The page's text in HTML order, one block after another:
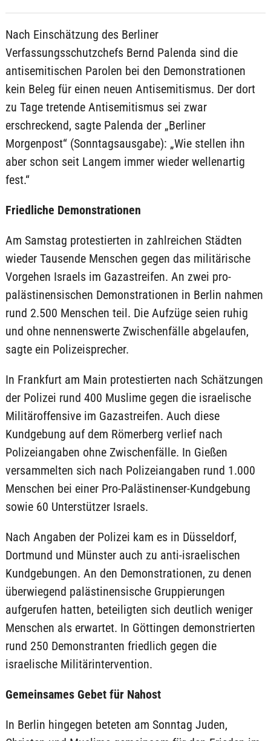
Nach Einschätzung des Berliner
Verfassungsschutzchefs Bernd Palenda sind die
antisemitischen Parolen bei den Demonstrationen
kein Beleg für einen neuen Antisemitismus. Der dort
zu Tage tretende Antisemitismus sei zwar
erschreckend, sagte Palenda der „Berliner
Morgenpost“ (Sonntagsausgabe): „Wie stellen ihn
aber schon seit Langem immer wieder wellenartig
fest.“
Friedliche Demonstrationen
Am Samstag protestierten in zahlreichen Städten
wieder Tausende Menschen gegen das militärische
Vorgehen Israels im Gazastreifen. An zwei pro-
palästinensischen Demonstrationen in Berlin nahmen
rund 2.500 Menschen teil. Die Aufzüge seien ruhig
und ohne nennenswerte Zwischenfälle abgelaufen,
sagte ein Polizeisprecher.
In Frankfurt am Main protestierten nach Schätzungen
der Polizei rund 400 Muslime gegen die israelische
Militäroffensive im Gazastreifen. Auch diese
Kundgebung auf dem Römerberg verlief nach
Polizeiangaben ohne Zwischenfälle. In Gießen
versammelten sich nach Polizeiangaben rund 1.000
Menschen bei einer Pro-Palästinenser-Kundgebung
sowie 60 Unterstützer Israels.
Nach Angaben der Polizei kam es in Düsseldorf,
Dortmund und Münster auch zu anti-israelischen
Kundgebungen. An den Demonstrationen, zu denen
überwiegend palästinensische Gruppierungen
aufgerufen hatten, beteiligten sich deutlich weniger
Menschen als erwartet. In Göttingen demonstrierten
rund 250 Demonstranten friedlich gegen die
israelische Militärintervention.
Gemeinsames Gebet für Nahost
In Berlin hingegen beteten am Sonntag Juden,